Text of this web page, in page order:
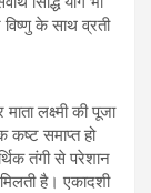
के साथ व्रती
लक्ष्मी की पूजा
समाप्त हो
तंगी से परेशान
है। एकादशी